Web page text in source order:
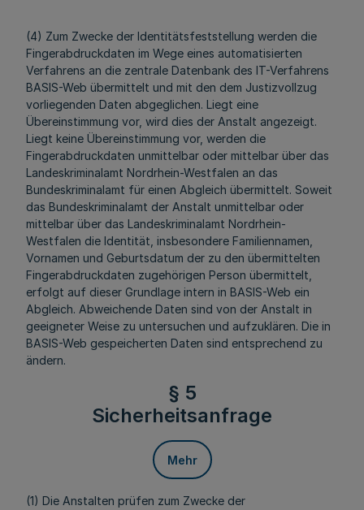
(4) Zum Zwecke der Identitätsfeststellung werden die
Fingerabdruckdaten im Wege eines automatisierten
Verfahrens an die zentrale Datenbank des IT-Verfahrens
BASIS-Web übermittelt und mit den dem Justizvollzug
vorliegenden Daten abgeglichen. Liegt eine
Übereinstimmung vor, wird dies der Anstalt angezeigt.
Liegt keine Übereinstimmung vor, werden die
Fingerabdruckdaten unmittelbar oder mittelbar über das
Landeskriminalamt Nordrhein-Westfalen an das
Bundeskriminalamt für einen Abgleich übermittelt. Soweit
das Bundeskriminalamt der Anstalt unmittelbar oder
mittelbar über das Landeskriminalamt Nordrhein-
Westfalen die Identität, insbesondere Familiennamen,
Vornamen und Geburtsdatum der zu den übermittelten
Fingerabdruckdaten zugehörigen Person übermittelt,
erfolgt auf dieser Grundlage intern in BASIS-Web ein
Abgleich. Abweichende Daten sind von der Anstalt in
geeigneter Weise zu untersuchen und aufzuklären. Die in
BASIS-Web gespeicherten Daten sind entsprechend zu
ändern.
§ 5
Sicherheitsanfrage
Mehr
(1) Die Anstalten prüfen zum Zwecke der